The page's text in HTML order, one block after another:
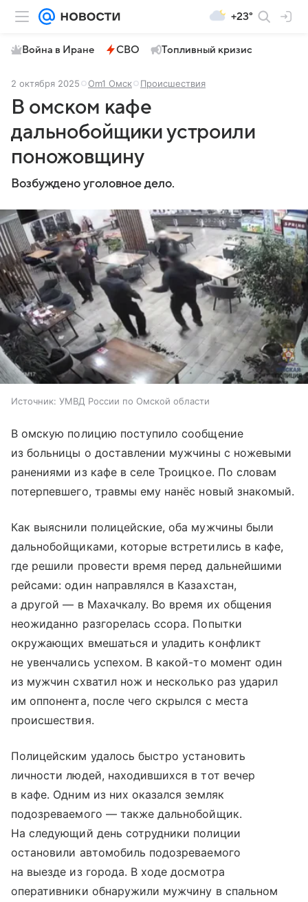
+23°
Война в Иране СВО Топливный кризис
2 октября 2025 Om1 Омск Происшествия
В омском кафе
дальнобойщики устроили
поножовщину
Возбуждено уголовное дело.
Источник: УМВД России по Омской области
В омскую полицию поступило сообщение
из больницы о доставлении мужчины с ножевыми
ранениями из кафе в селе Троицкое. По словам
потерпевшего, травмы ему нанёс новый знакомый.
Как выяснили полицейские, оба мужчины были
дальнобойщиками, которые встретились в кафе,
где решили провести время перед дальнейшими
рейсами: один направлялся в Казахстан,
а другой — в Махачкалу. Во время их общения
неожиданно разгорелась ссора. Попытки
окружающих вмешаться и уладить конфликт
не увенчались успехом. В какой-то момент один
из мужчин схватил нож и несколько раз ударил
им оппонента, после чего скрылся с места
происшествия.
Полицейским удалось быстро установить
личности людей, находившихся в тот вечер
в кафе. Одним из них оказался земляк
подозреваемого — также дальнобойщик.
На следующий день сотрудники полиции
остановили автомобиль подозреваемого
на выезде из города. В ходе досмотра
оперативники обнаружили мужчину в спальном